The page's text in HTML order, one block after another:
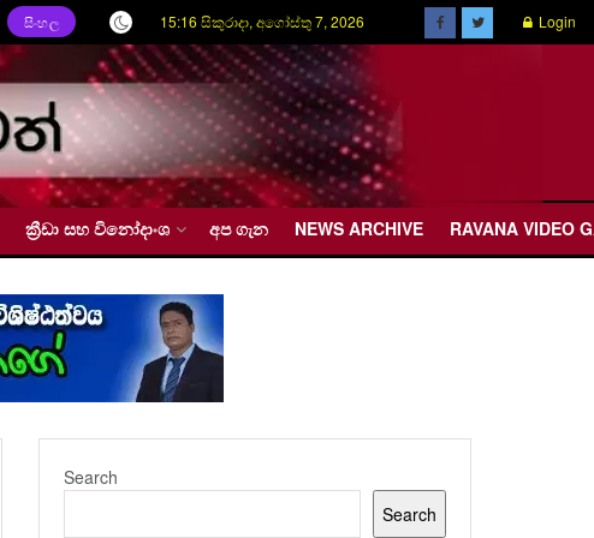
සිංහල 15:16 සිකුරාදා, අගෝස්තු 7, 2026 Login
ක්‍රීඩා සහ විනෝදාංශ අප ගැන NEWS ARCHIVE RAVANA VIDEO
Search
Search